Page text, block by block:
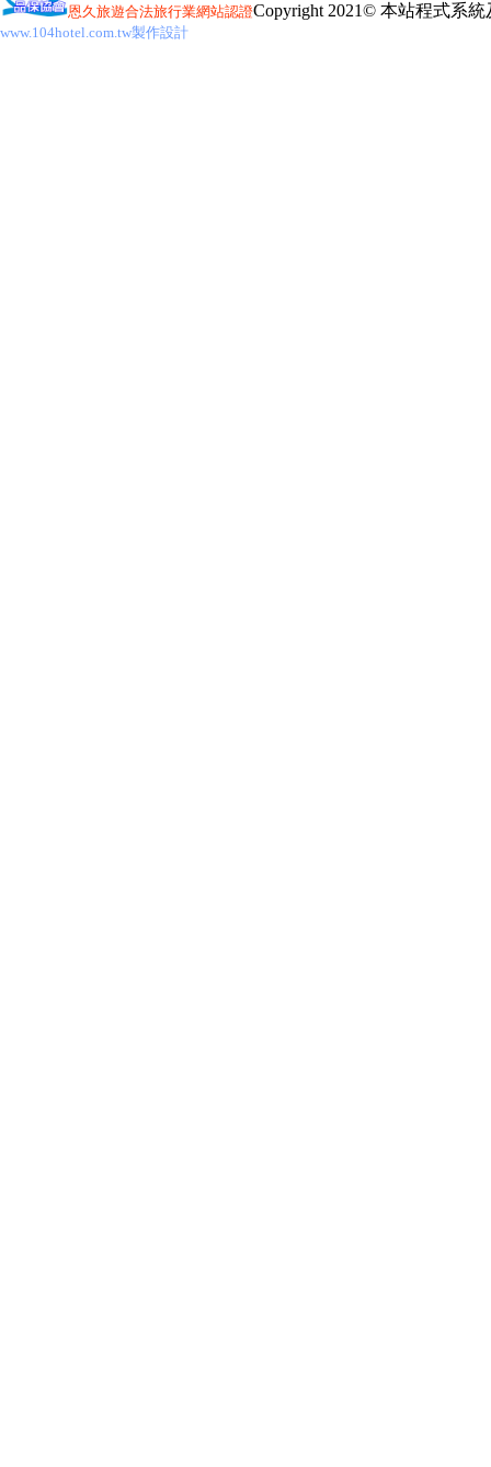
恩久旅遊合法旅行業網站認證Copyright 2021© 本站程式系
www.104hotel.com.tw製作設計